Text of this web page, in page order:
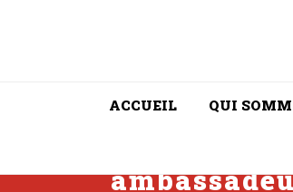
ACCUEIL QUI